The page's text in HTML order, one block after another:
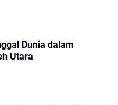
Dunia dalam
Utara